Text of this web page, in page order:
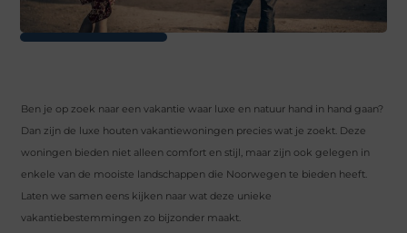
Ben je op zoek naar een vakantie waar luxe en natuur hand in hand gaan?
Dan zijn de luxe houten vakantiewoningen precies wat je zoekt. Deze
woningen bieden niet alleen comfort en stijl, maar zijn ook gelegen in
enkele van de mooiste landschappen die Noorwegen te bieden heeft.
Laten we samen eens kijken naar wat deze unieke
vakantiebestemmingen zo bijzonder maakt.